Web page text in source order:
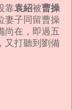
靠袁紹被曹操
妻子同留曹操
尚在，即過五
又打聽到劉備